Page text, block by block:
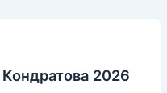
2026